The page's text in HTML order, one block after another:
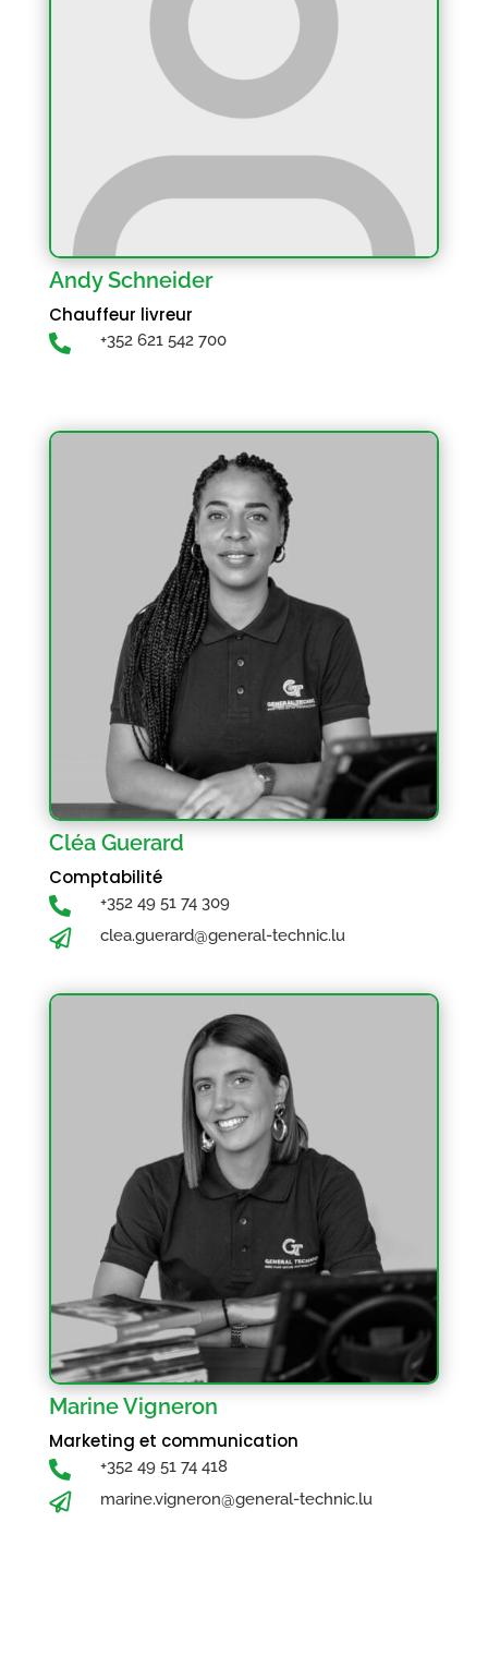
Andy Schneider
Chauffeur livreur

+352 621 542 700
Cléa Guerard
Comptabilité

+352 49 51 74 309
 clea.guerard@general-technic.lu
Marine Vigneron
Marketing et communication

+352 49 51 74 418
 marine.vigneron@general-technic.lu